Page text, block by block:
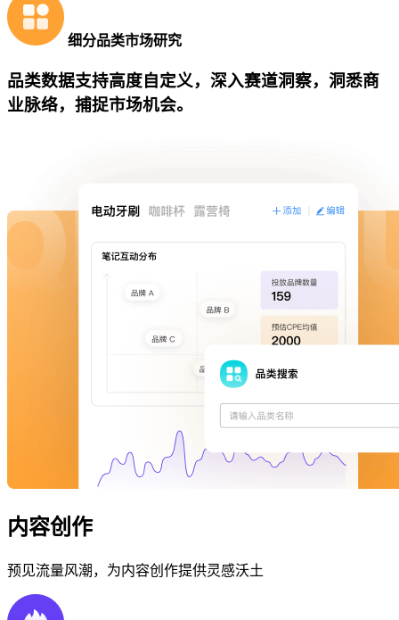
细分品类市场研究
品类数据支持高度自定义，深入赛道洞察，洞悉商
业脉络，捕捉市场机会。
内容创作
预见流量风潮，为内容创作提供灵感沃土